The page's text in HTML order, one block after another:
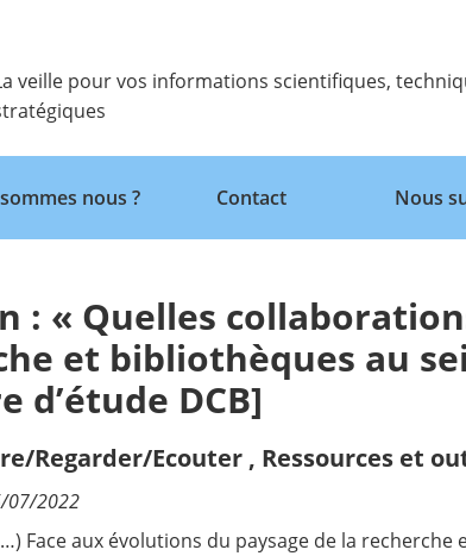
veille pour vos informations scientifiques,
Retour
nous ? Contact Nous
: « Quelles
et bibliothèques au
d’étude DCB]
Regarder/Ecouter , Ressources et
07/2022
Face aux évolutions du paysage de la